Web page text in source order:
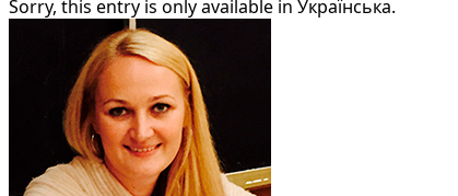
Sorry, this entry is only available in Українська.